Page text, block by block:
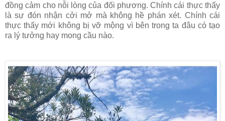
đồng cảm cho nỗi lòng của đối phương. Chính cái thực thấy
là sự đón nhận cởi mở mà không hề phán xét. Chính cái
thực thấy mới không bị vỡ mộng vì bên trong ta đâu có tạo
ra lý tưởng hay mong cầu nào.